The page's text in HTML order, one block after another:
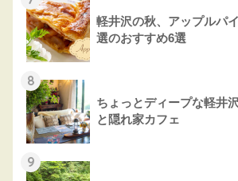
軽井沢の秋、アップルパ
選のおすすめ6選
8
ちょっとディープな軽井
と隠れ家カフェ
9